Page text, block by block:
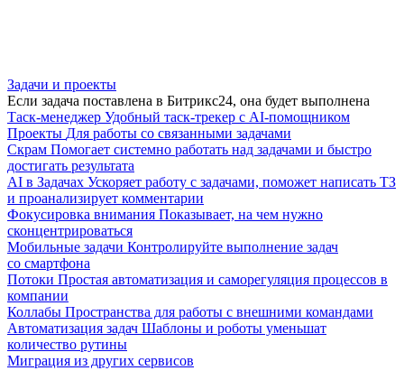
Задачи и проекты
Если задача поставлена в Битрикс24, она будет выполнена
Таск-менеджер Удобный таск-трекер с AI-помощником
Проекты Для работы со связанными задачами
Скрам Помогает системно работать над задачами и быстро
достигать результата
AI в Задачах Ускоряет работу с задачами, поможет написать ТЗ
и проанализирует комментарии
Фокусировка внимания Показывает, на чем нужно
сконцентрироваться
Мобильные задачи Контролируйте выполнение задач
со смартфона
Потоки Простая автоматизация и саморегуляция процессов в
компании
Коллабы Пространства для работы с внешними командами
Автоматизация задач Шаблоны и роботы уменьшат
количество рутины
Миграция из других сервисов